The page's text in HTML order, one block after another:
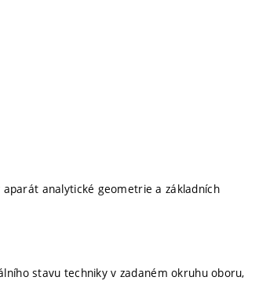
analytické geometrie a základních
stavu techniky v zadaném okruhu oboru,